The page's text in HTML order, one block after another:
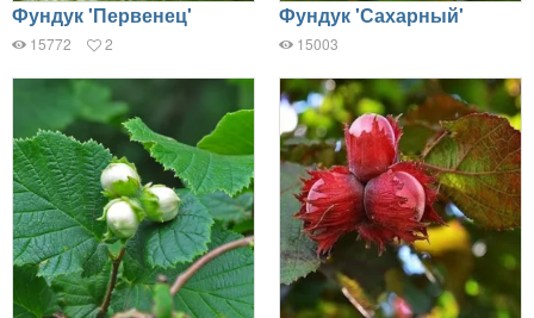
Фундук 'Первенец'
15772 2
Фундук 'Сахарный'
15003